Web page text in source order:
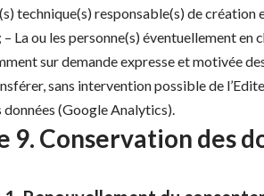
technique(s) responsable(s) de création
– La ou les personne(s) éventuellement
sur demande expresse et motivée
sans intervention possible de
données (Google Analytics).
9. Conservation des